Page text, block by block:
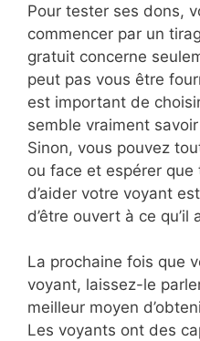
Pour tester ses dons,
commencer par un
gratuit concerne
peut pas vous être
est important de
semble vraiment
Sinon, vous pouvez
ou face et espérer
d’aider votre voyant
d’être ouvert à ce qu’il
La prochaine fois que
voyant, laissez-le
meilleur moyen
Les voyants ont des